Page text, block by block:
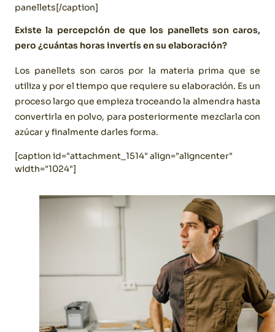
panellets[/caption]
Existe la percepción de que los panellets son caros,
pero ¿cuántas horas invertís en su elaboración?
Los panellets son caros por la materia prima que se
utiliza y por el tiempo que requiere su elaboración. Es un
proceso largo que empieza troceando la almendra hasta
convertirla en polvo, para posteriormente mezclarla con
azúcar y finalmente darles forma.
[caption id="attachment_1514" align="aligncenter"
width="1024"]